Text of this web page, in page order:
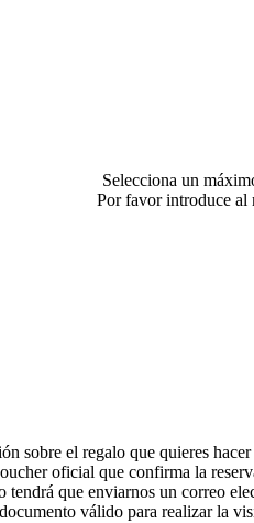
Selecciona un
Por favor introduce al
sobre el regalo que quieres
oficial que confirma la
que enviarnos un correo
válido para realizar la